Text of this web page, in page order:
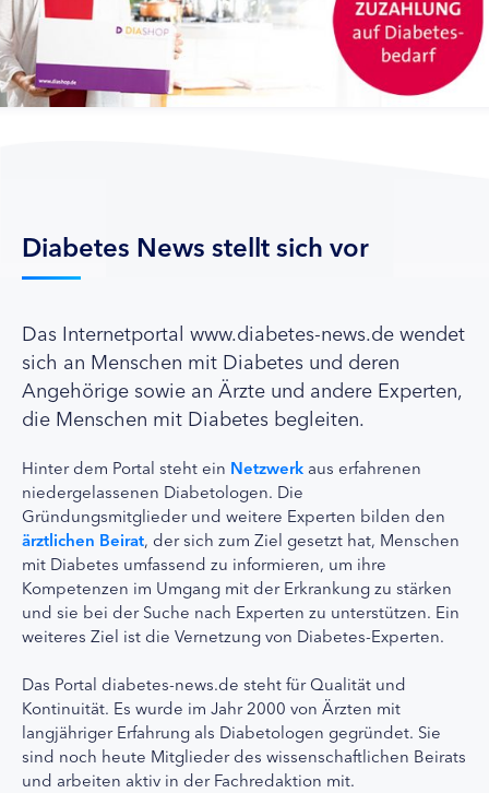
Diabetes News stellt sich vor
Das Internetportal www.diabetes-news.de wendet
sich an Menschen mit Diabetes und deren
Angehörige sowie an Ärzte und andere Experten,
die Menschen mit Diabetes begleiten.
Hinter dem Portal steht ein Netzwerk aus erfahrenen
niedergelassenen Diabetologen. Die
Gründungsmitglieder und weitere Experten bilden den
ärztlichen Beirat, der sich zum Ziel gesetzt hat, Menschen
mit Diabetes umfassend zu informieren, um ihre
Kompetenzen im Umgang mit der Erkrankung zu stärken
und sie bei der Suche nach Experten zu unterstützen. Ein
weiteres Ziel ist die Vernetzung von Diabetes-Experten.
Das Portal diabetes-news.de steht für Qualität und
Kontinuität. Es wurde im Jahr 2000 von Ärzten mit
langjähriger Erfahrung als Diabetologen gegründet. Sie
sind noch heute Mitglieder des wissenschaftlichen Beirats
und arbeiten aktiv in der Fachredaktion mit.